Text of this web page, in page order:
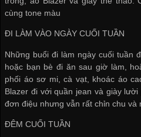
cùng tone màu
ĐI LÀM VÀO NGÀY CUỐI TUẦN
Những buổi đi làm ngày cuối tuần
hoặc bạn bè đi ăn sau giờ làm,
phối áo sơ mi, cà vạt, khoác áo
Blazer đi với quần jean và giày
đơn điệu nhưng vẫn rất chỉn chu và
ĐÊM CUỐI TUẦN